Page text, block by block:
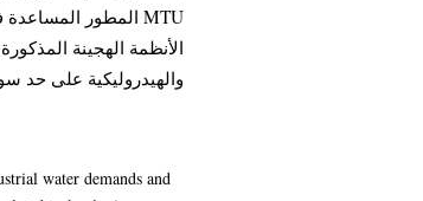
الأنظمة الهجينة
والهيدروليكية على حد
water demands and